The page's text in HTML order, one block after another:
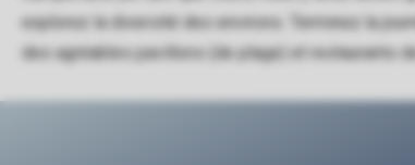
explorez la diversité des environs. Terminez la
des agréables pavillons (de plage) et restaurants